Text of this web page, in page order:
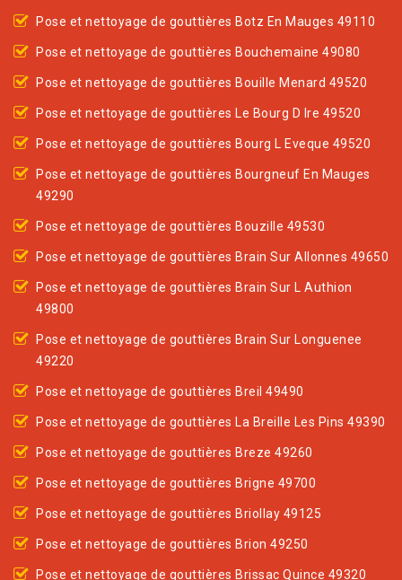
Pose et nettoyage de gouttières Botz En Mauges 49110
Pose et nettoyage de gouttières Bouchemaine 49080
Pose et nettoyage de gouttières Bouille Menard 49520
Pose et nettoyage de gouttières Le Bourg D Ire 49520
Pose et nettoyage de gouttières Bourg L Eveque 49520
Pose et nettoyage de gouttières Bourgneuf En Mauges
49290
Pose et nettoyage de gouttières Bouzille 49530
Pose et nettoyage de gouttières Brain Sur Allonnes 49650
Pose et nettoyage de gouttières Brain Sur L Authion
49800
Pose et nettoyage de gouttières Brain Sur Longuenee
49220
Pose et nettoyage de gouttières Breil 49490
Pose et nettoyage de gouttières La Breille Les Pins 49390
Pose et nettoyage de gouttières Breze 49260
Pose et nettoyage de gouttières Brigne 49700
Pose et nettoyage de gouttières Briollay 49125
Pose et nettoyage de gouttières Brion 49250
Pose et nettoyage de gouttières Brissac Quince 49320